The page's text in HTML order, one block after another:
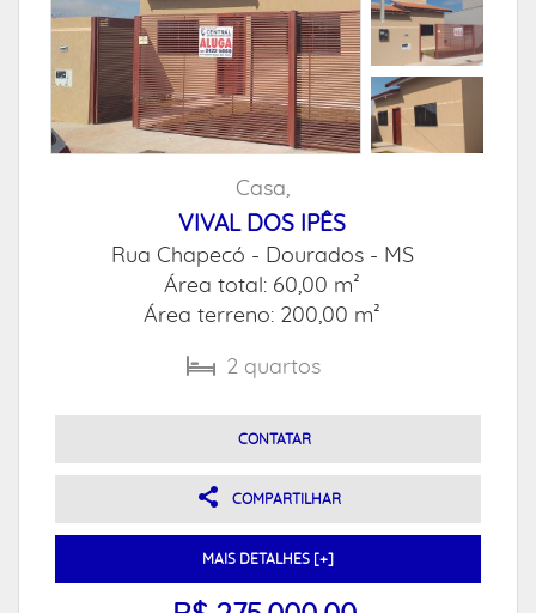
Casa,
VIVAL DOS IPÊS
Rua Chapecó - Dourados - MS
Área total: 60,00 m²
Área terreno: 200,00 m²
2 quartos
CONTATAR
COMPARTILHAR
MAIS DETALHES [+]